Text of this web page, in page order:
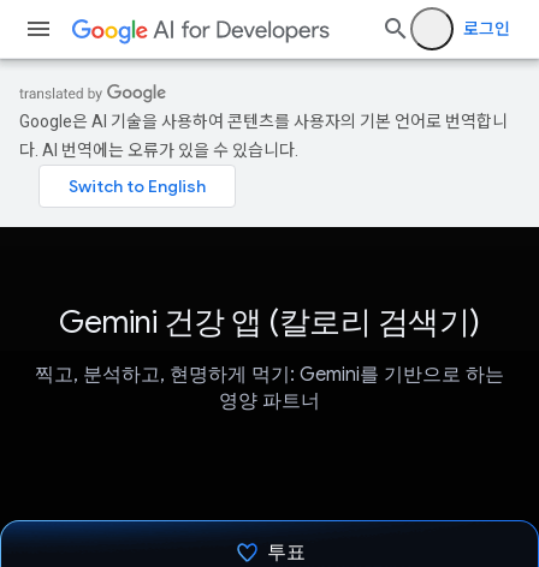
로그인
Google은 AI 기술을 사용하여 콘텐츠를 사용자의 기본 언어로 번역합니
다. AI 번역에는 오류가 있을 수 있습니다.
Gemini 건강 앱 (칼로리 검색기)
찍고, 분석하고, 현명하게 먹기: Gemini를 기반으로 하는
영양 파트너
투표